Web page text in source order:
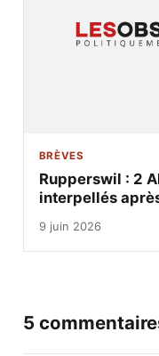
BRÈVES
Rupperswil : 2
interpellés
9 juin 2026
5